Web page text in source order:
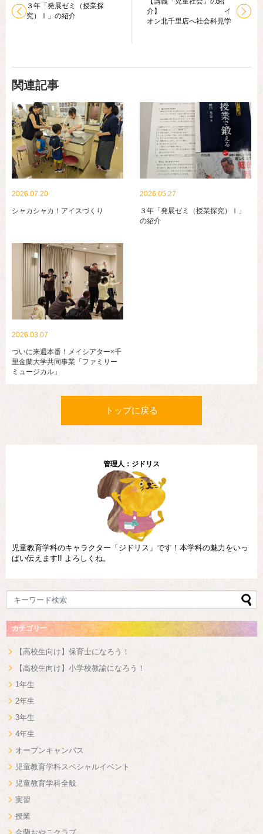
関連記事
2026.07.20
シャカシャカ！アイスづくり
2026.05.27
３年「発展ゼミ（授業探究）Ⅰ」
の紹介
2026.03.07
ついに来週本番！メイシアター×千
里金蘭大学共同事業「ファミリー
ミュージカル」
３年「発展ゼミ（授業探
究）Ⅰ」の紹介
介】 イ
オン北千里店へ社会科見学
トップに戻る
管理人：ジドリス
児童教育学科のキャラクター「ジドリス」です！本学科の魅力をいっ
ぱい伝えます!! よろしくね。
カテゴリー
【高校生向け】保育士になろう！
【高校生向け】小学校教諭になろう！
1年生
2年生
3年生
4年生
オープンキャンパス
児童教育学科スペシャルイベント
児童教育学科全般
実習
授業